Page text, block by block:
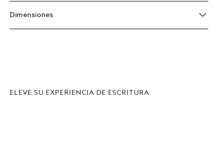
Dimensiones
ELEVE SU EXPERIENCIA DE ESCRITURA